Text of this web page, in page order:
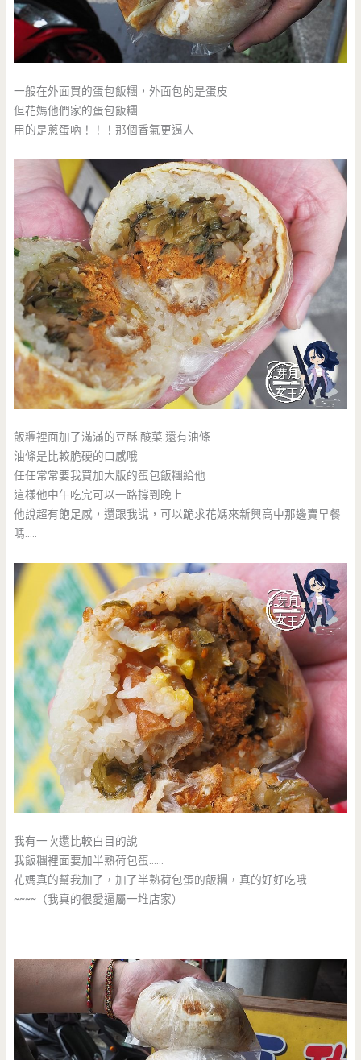
一般在外面買的蛋包飯糰，外面包的是蛋皮
但花媽他們家的蛋包飯糰
用的是蔥蛋吶！！！那個香氣更逼人
飯糰裡面加了滿滿的豆酥.酸菜.還有油條
油條是比較脆硬的口感哦
任任常常要我買加大版的蛋包飯糰給他
這樣他中午吃完可以一路撐到晚上
他說超有飽足感，還跟我說，可以跪求花媽來新興高中那邊賣早餐
嗎…..
我有一次還比較白目的說
我飯糰裡面要加半熟荷包蛋……
花媽真的幫我加了，加了半熟荷包蛋的飯糰，真的好好吃哦
~~~~（我真的很愛逼屬一堆店家）